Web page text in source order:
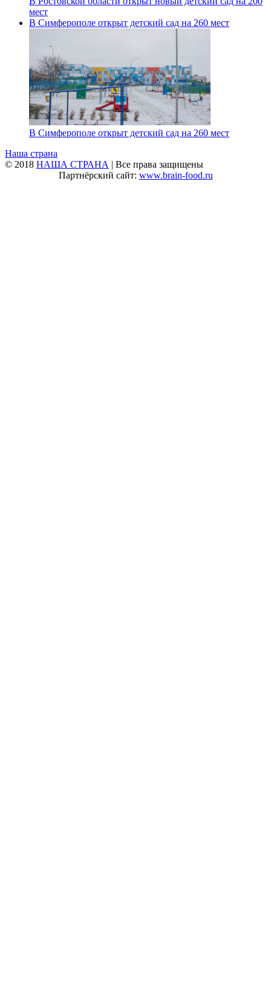
мест
В Симферополе открыт детский сад на 260 мест
В Симферополе открыт детский сад на 260 мест
Наша страна
© 2018 НАША СТРАНА | Все права защищены
Партнёрский сайт: www.brain-food.ru